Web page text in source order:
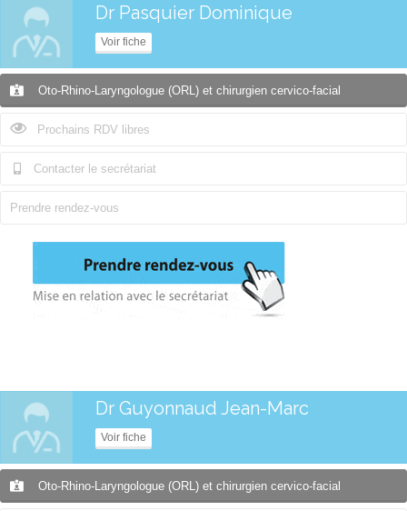
Dr Pasquier Dominique
Voir fiche
Oto-Rhino-Laryngologue (ORL) et chirurgien cervico-facial
Prochains RDV libres
Contacter le secrétariat
Prendre rendez-vous
Dr Guyonnaud Jean-Marc
Voir fiche
Oto-Rhino-Laryngologue (ORL) et chirurgien cervico-facial